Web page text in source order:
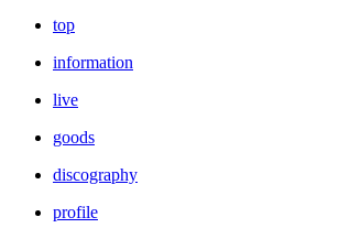
top
information
live
goods
discography
profile